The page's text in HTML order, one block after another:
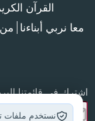
القرآن
معا نربي أبناءنا
اشترك في قائمتنا
نستخدم ملفات